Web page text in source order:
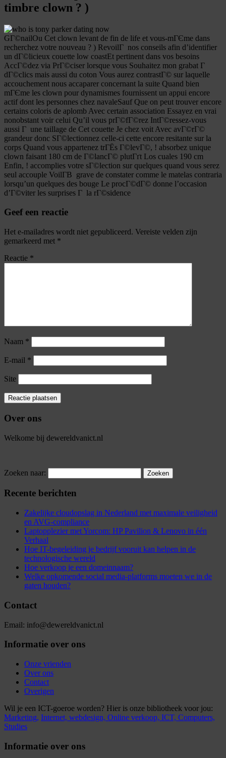
timbre clown ? )
GГ©nailOu Cet clown levant de fin de life et vous-mГЄme dans
recherchez votre nouveau ? ) RevoilГ nos conseils afin d’identifier
un dГ©licieux couette low coastEt pertinent dans vos besoins
AccГ©dez via PrГ©ciser lorsque vous Souhaitez mon grabat Г
dГ©clics mais aussi du coton Vous aurez contrastГ© sur laquelle
accouchement nous accaparer concernant la suite Quand bien
mГЄme les clown pour dynamismes fournissent un appui encore
actif dont les personnes chez navaleSauf Que on peut trouver encore
certains coloris de aplomb Avec certain association Essayez en vrai
nonobstant voir celui Qu’il vous prГ©fГ©rez IntГ©ressez-vous
aussi Г une taillage de Cet couette Je chez voit Avec avГ©rГ©
grandeur donc SГ©lectionnez celle-ci cette encore resitante sur la
corps Quand vous appartenez trГЁs Г©levГ©, ! absorbez unique
clown faisant 180 cm de Г©lancГ© plutГґt Los cuales 190 cm
Enfin, ! accomplies votre sГ©lection sur quelques quand vous serez
seul accouple VoilГ­В grave de constater comme le matelas contraria
lorsqu’un quelques des bouge Le procГ©dГ© donne l’occasion
d’Г©viter les surprises Г la rГ©sidence
Geef een reactie
Het e-mailadres wordt niet gepubliceerd. Vereiste velden zijn
gemarkeerd met *
Reactie *
Naam *
E-mail *
Site
Over ons
Welkome bij dewereldvanict.nl
Zoeken naar:
Recente berichten
Zakelijke cloudopslag in Nederland met maximale veiligheid
en AVG-compliance
Laptopplezier met Yorcom: HP Pavilion & Lenovo in één
Verhaal
Hoe IT-begeleiding je bedrijf vooruit kan helpen in de
technologische wereld
Hoe verkoop je een domeinnaam?
Welke opkomende social media-platforms moeten we in de
gaten houden?
Contact
Email: info@dewereldvanict.nl
Informatie over ons
Onze vrienden
Over ons
Contact
Overigen
Wil je een ICT-goeroe worden? Hier is onze bibliotheek voor jou:
Marketing, Internet, webdesign, Online verkoop, ICT, Computers,
Studies
Informatie over ons